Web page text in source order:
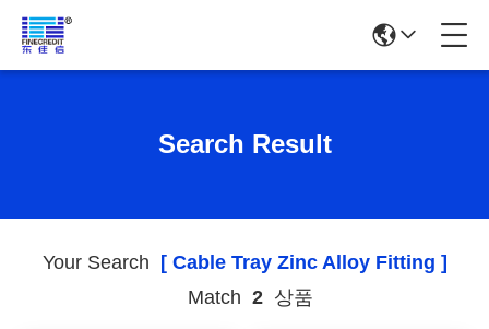
Search Result
Your Search [ Cable Tray Zinc Alloy Fitting ]
Match 2상품